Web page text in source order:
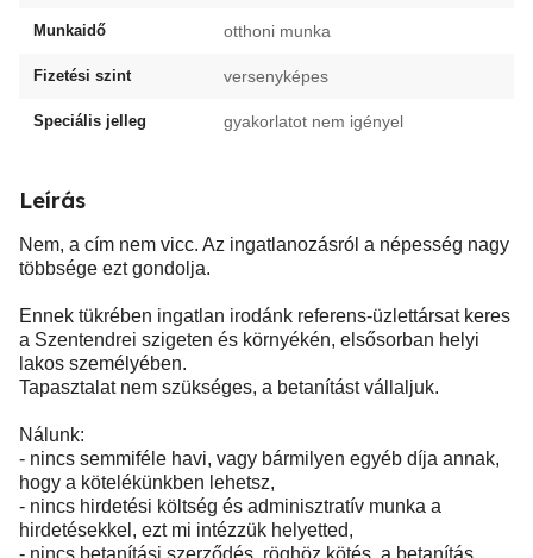
Munkaidő otthoni munka
Fizetési szint versenyképes
Speciális jelleg gyakorlatot nem igényel
Leírás
Nem, a cím nem vicc. Az ingatlanozásról a népesség nagy
többsége ezt gondolja.
Ennek tükrében ingatlan irodánk referens-üzlettársat keres
a Szentendrei szigeten és környékén, elsősorban helyi
lakos személyében.
Tapasztalat nem szükséges, a betanítást vállaljuk.
Nálunk:
- nincs semmiféle havi, vagy bármilyen egyéb díja annak,
hogy a kötelékünkben lehetsz,
- nincs hirdetési költség és adminisztratív munka a
hirdetésekkel, ezt mi intézzük helyetted,
- nincs betanítási szerződés, röghöz kötés, a betanítás